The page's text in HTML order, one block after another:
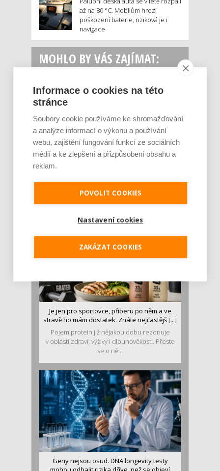
až na 80 °C. Mobilům hrozí
poškození baterie, riziková je i
navigace
MOHLO BY VÁS ZAJÍMAT:
Rajčata, borůvky nebo ořechy. Potraviny,
které v létě pomáhají hormonům a ulevuj [...]
Léto je ideálním časem dopřát hormonům
malý restart. Čerstvé ovoce, zelenina nebo
Je jen pro sportovce, přiberu po něm a ve
stravě ho mám dostatek. Znáte nejčastějš [...]
Pojem protein již nějakou dobu rezonuje
v oblasti zdraví, výživy i dlouhověkosti. Přesto
se o ně...
Geny nejsou osud. DNA longevity testy
Informace o cookies na této
stránce
Soubory cookie používáme ke shromažďování
a analýze informací o výkonu a používání
webu, zajištění fungování funkcí ze sociálních
médií a ke zlepšení a přizpůsobení obsahu a
reklam.
POVOLIT COOKIES
Nastavení cookies
ZAKÁZAT COOKIES